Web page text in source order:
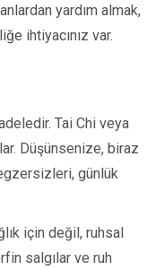
yardım almak,
ihtiyacınız var.
Tai Chi veya
Düşünsenize, biraz
günlük
için değil, ruhsal
salgılar ve ruh